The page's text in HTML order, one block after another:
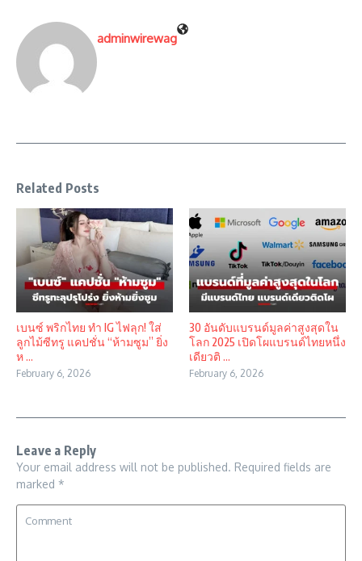
adminwirewag
Related Posts
เบนซ์ พริกไทย ทำ IG ไฟลุก! ใส่
ลูกไม้ซีทรู แคปชั่น “ห้ามซูม” ยิ่ง
ห ...
February 6, 2026
30 อันดับแบรนด์มูลค่าสูงสุดใน
โลก 2025 เปิดโผแบรนด์ไทยหนึ่ง
เดียวติ ...
February 6, 2026
Leave a Reply
Your email address will not be published. Required fields are
marked *